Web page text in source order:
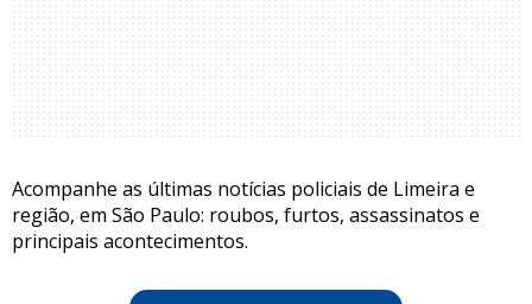
Acompanhe as últimas notícias policiais de Limeira e
região, em São Paulo: roubos, furtos, assassinatos e
principais acontecimentos.